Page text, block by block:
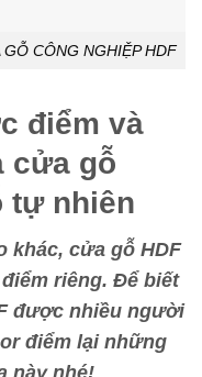
CÔNG NGHIỆP HDF
điểm và
cửa gỗ
tự nhiên
khác, cửa gỗ HDF
riêng. Để biết
được nhiều người
điểm lại những
này nhé!